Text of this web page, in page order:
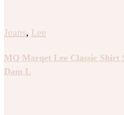
Jeans, Lee
MQ Marqet Lee Classic
Dam L